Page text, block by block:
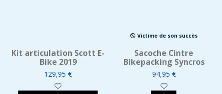
Kit articulation Scott E-
Bike 2019
129,95 €
Victime de son succès
Sacoche Cintre
Bikepacking Syncros
94,95 €